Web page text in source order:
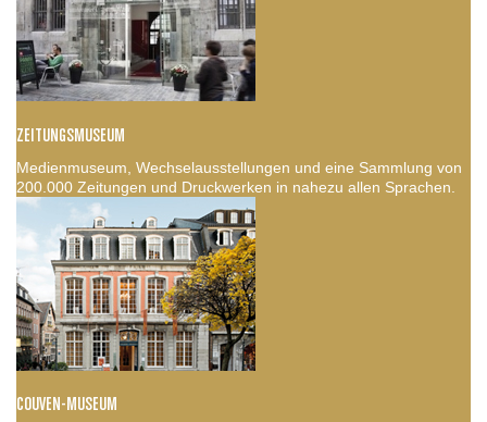
ZEITUNGSMUSEUM
Medienmuseum, Wechselausstellungen und eine Sammlung von
200.000 Zeitungen und Druckwerken in nahezu allen Sprachen.
COUVEN-MUSEUM